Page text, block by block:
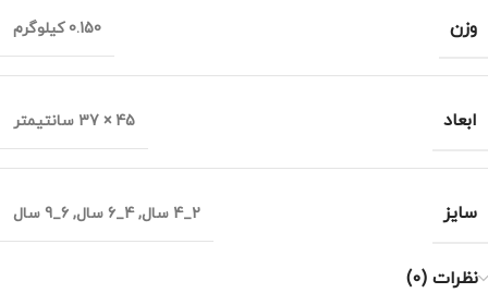
وزن
0.150 کیلوگرم
ابعاد 45 × 37 سانتیمتر
سایز 2_4 سال ,4_6 سال , 6_9 سال
نظرات (0)